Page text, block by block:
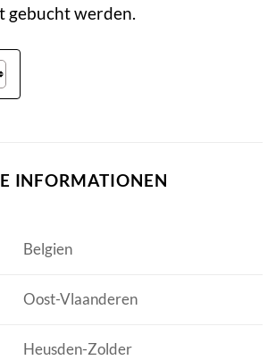
gebucht werden.
INFORMATIONEN
Belgien
Oost-Vlaanderen
Heusden-Zolder